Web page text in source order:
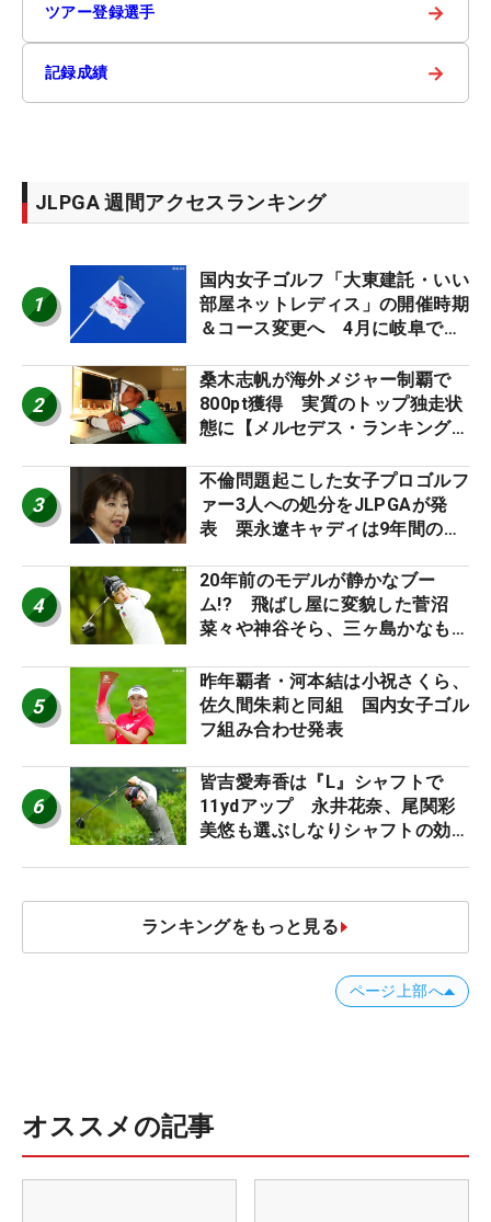
ツアー登録選手 →
記録成績 →
JLPGA 週間アクセスランキング
1
国内女子ゴルフ「大東建託・いい
部屋ネットレディス」の開催時期
＆コース変更へ 4月に岐阜で開
2
桑木志帆が海外メジャー制覇で
800pt獲得 実質のトップ独走状
態に【メルセデス・ランキング番
3
不倫問題起こした女子プロゴルフ
ァー3人への処分をJLPGAが発
表 栗永遼キャディは9年間の立
4
20年前のモデルが静かなブー
ム!? 飛ばし屋に変貌した菅沼
菜々や神谷そら、三ヶ島かなも使
ロたちの“飛ばしギア”】
5
昨年覇者・河本結は小祝さくら、
佐久間朱莉と同組 国内女子ゴル
フ組み合わせ発表
6
皆吉愛寿香は『L』シャフトで
11ydアップ 永井花奈、尾関彩
美悠も選ぶしなりシャフトの効果
ランキングをもっと見る
ページ上部へ
オススメの記事